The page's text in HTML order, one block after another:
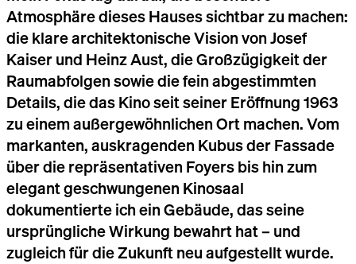
Atmosphäre dieses Hauses sichtbar zu machen:
die klare architektonische Vision von Josef
Kaiser und Heinz Aust, die Großzügigkeit der
Raumabfolgen sowie die fein abgestimmten
Details, die das Kino seit seiner Eröffnung 1963
zu einem außergewöhnlichen Ort machen. Vom
markanten, auskragenden Kubus der Fassade
über die repräsentativen Foyers bis hin zum
elegant geschwungenen Kinosaal
dokumentierte ich ein Gebäude, das seine
ursprüngliche Wirkung bewahrt hat – und
zugleich für die Zukunft neu aufgestellt wurde.